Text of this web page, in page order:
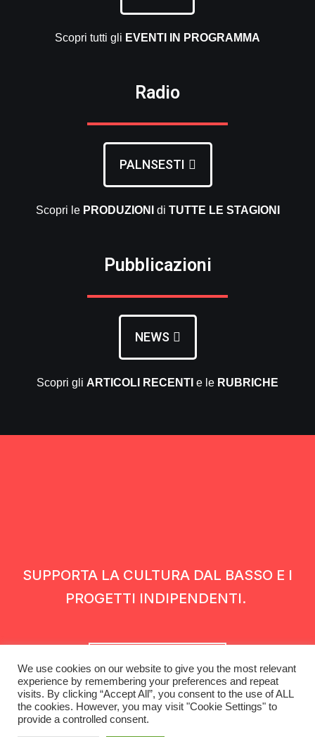
Scopri tutti gli EVENTI IN PROGRAMMA
Radio
PALNSESTI
Scopri le PRODUZIONI di TUTTE LE STAGIONI
Pubblicazioni
NEWS
Scopri gli ARTICOLI RECENTI e le RUBRICHE
SUPPORTA LA CULTURA DAL BASSO E I
PROGETTI INDIPENDENTI.
We use cookies on our website to give you the most relevant
experience by remembering your preferences and repeat
visits. By clicking “Accept All”, you consent to the use of ALL
the cookies. However, you may visit "Cookie Settings" to
provide a controlled consent.